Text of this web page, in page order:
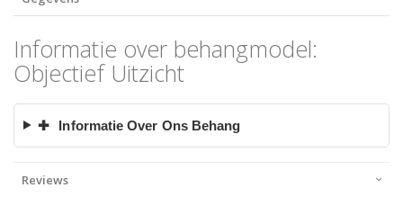
Informatie over behangmodel:
Objectief Uitzicht
✚ Informatie Over Ons Behang
Reviews